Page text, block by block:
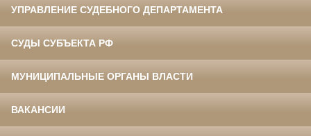
УПРАВЛЕНИЕ СУДЕБНОГО ДЕПАРТАМЕНТА
СУДЫ СУБЪЕКТА РФ
МУНИЦИПАЛЬНЫЕ ОРГАНЫ ВЛАСТИ
ВАКАНСИИ